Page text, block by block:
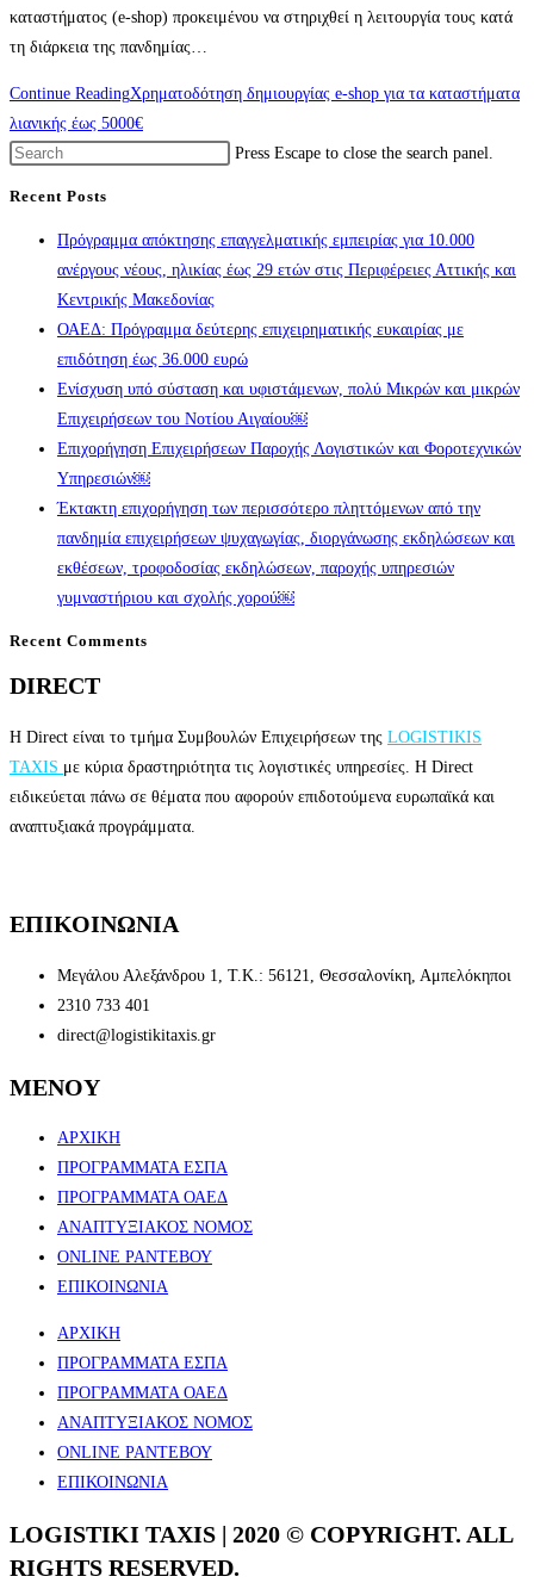
καταστήματος (e-shop) προκειμένου να στηριχθεί η λειτουργία τους κατά
τη διάρκεια της πανδημίας…
Continue ReadingΧρηματοδότηση δημιουργίας e-shop για τα καταστήματα
λιανικής έως 5000€
Press Escape to close the search panel.
Recent Posts
Πρόγραμμα απόκτησης επαγγελματικής εμπειρίας για 10.000
ανέργους νέους, ηλικίας έως 29 ετών στις Περιφέρειες Αττικής και
Κεντρικής Μακεδονίας
ΟΑΕΔ: Πρόγραμμα δεύτερης επιχειρηματικής ευκαιρίας με
επιδότηση έως 36.000 ευρώ
Ενίσχυση υπό σύσταση και υφιστάμενων, πολύ Μικρών και μικρών
Επιχειρήσεων του Νοτίου Αιγαίου￼
Επιχορήγηση Επιχειρήσεων Παροχής Λογιστικών και Φοροτεχνικών
Υπηρεσιών￼
Έκτακτη επιχορήγηση των περισσότερο πληττόμενων από την
πανδημία επιχειρήσεων ψυχαγωγίας, διοργάνωσης εκδηλώσεων και
εκθέσεων, τροφοδοσίας εκδηλώσεων, παροχής υπηρεσιών
γυμναστήριου και σχολής χορού￼
Recent Comments
DIRECT
Η Direct είναι το τμήμα Συμβουλών Επιχειρήσεων της LOGISTIKIS
TAXIS με κύρια δραστηριότητα τις λογιστικές υπηρεσίες. Η Direct
ειδικεύεται πάνω σε θέματα που αφορούν επιδοτούμενα ευρωπαϊκά και
αναπτυξιακά προγράμματα.
ΕΠΙΚΟΙΝΩΝΙΑ
Μεγάλου Αλεξάνδρου 1, Τ.Κ.: 56121, Θεσσαλονίκη, Αμπελόκηποι
2310 733 401
direct@logistikitaxis.gr
MENOY
ΑΡΧΙΚΗ
ΠΡΟΓΡΑΜΜΑΤΑ ΕΣΠΑ
ΠΡΟΓΡΑΜΜΑΤΑ ΟΑΕΔ
ΑΝΑΠΤΥΞΙΑΚΟΣ ΝΟΜΟΣ​
ONLINE ΡΑΝΤΕΒΟΥ
ΕΠΙΚΟΙΝΩΝΙΑ
ΑΡΧΙΚΗ
ΠΡΟΓΡΑΜΜΑΤΑ ΕΣΠΑ
ΠΡΟΓΡΑΜΜΑΤΑ ΟΑΕΔ
ΑΝΑΠΤΥΞΙΑΚΟΣ ΝΟΜΟΣ​
ONLINE ΡΑΝΤΕΒΟΥ
ΕΠΙΚΟΙΝΩΝΙΑ
LOGISTIKI TAXIS | 2020 © COPYRIGHT. ALL
RIGHTS RESERVED.